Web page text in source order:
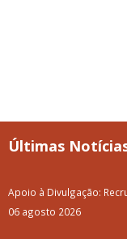
Últimas
Apoio à Divulgação:
06 agosto 2026